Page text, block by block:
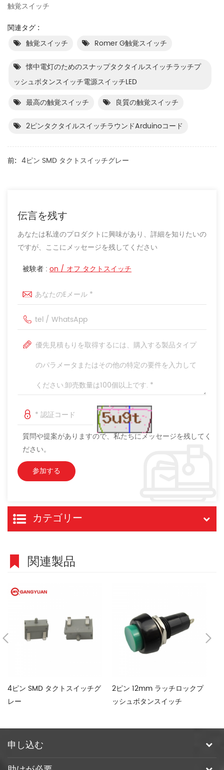
触覚スイッチ
関連タグ :
触覚スイッチ
Romer G触覚スイッチ
懐中電灯のためのスナップタクタイルスイッチラッチプ
ッシュボタンスイッチ電源スイッチLED
最高の触覚スイッチ
良質の触覚スイッチ
2ピンタクタイルスイッチラウンドarduinoコード
前: 4ピン SMD タクトスイッチグレー
伝言を残す
あなたは私達のプロダクトに興味があり、詳細を知りたいの
ですが、ここにメッセージを残してください
被験者 : on / オフ タクトスイッチ
質問や提案がありますので、私たちにメッセージを残してく
ださい。
カテゴリー
関連製品
4ピン SMD タクトスイッチグ
レー
2ピン 12mm ラッチロックプ
ッシュボタンスイッチ
申し込む